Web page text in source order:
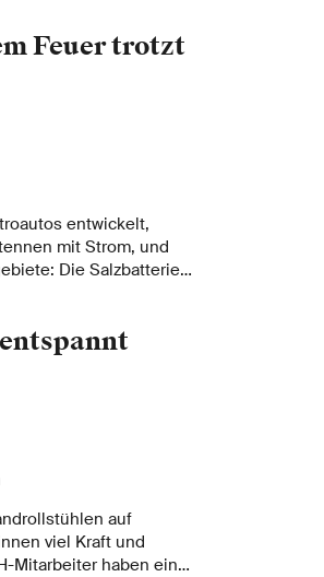
Feuer trotzt
entwickelt,
mit Strom, und
Die Salzbatterie
besonderen
auf
viel Kraft und
Mitarbeiter haben eine